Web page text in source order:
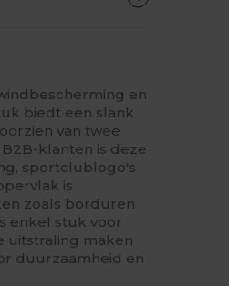
en
biedt een slank
van twee
klanten is deze
sportclublogo's
is
zoals borduren
enkel stuk voor
uitstraling maken
duurzaamheid en